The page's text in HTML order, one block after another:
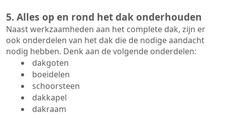
5. Alles op en rond het dak onderhouden
Naast werkzaamheden aan het complete dak, zijn er
ook onderdelen van het dak die de nodige aandacht
nodig hebben. Denk aan de volgende onderdelen:
dakgoten
boeidelen
schoorsteen
dakkapel
dakraam